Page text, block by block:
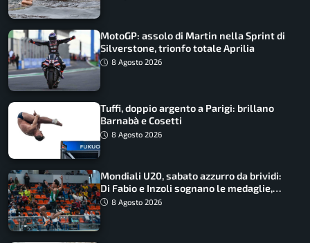
MotoGP: assolo di Martin nella Sprint di
Silverstone, trionfo totale Aprilia
8 Agosto 2026
Tuffi, doppio argento a Parigi: brillano
Barnabà e Cosetti
8 Agosto 2026
Mondiali U20, sabato azzurro da brividi:
Di Fabio e Inzoli sognano le medaglie,
Castellani e Succo in finale
8 Agosto 2026